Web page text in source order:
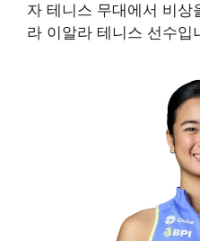
자 테니스 무대에서 비상
라 이알라 테니스 선수입